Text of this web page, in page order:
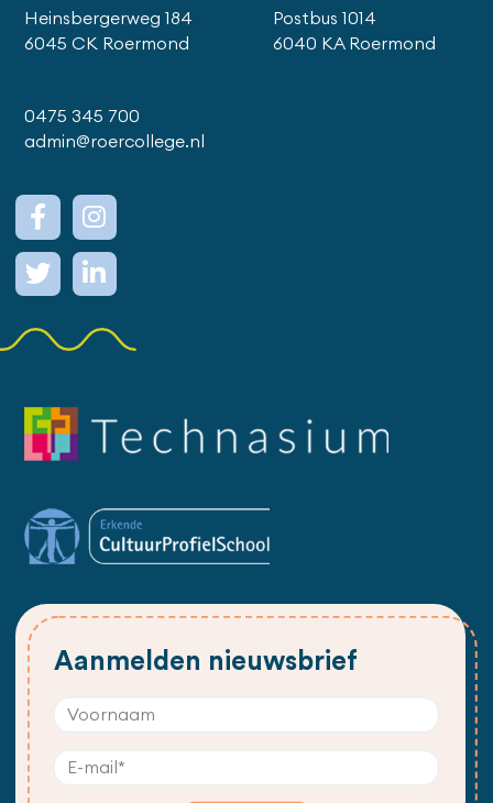
Heinsbergerweg 184
6045 CK Roermond
Postbus 1014
6040 KA Roermond
0475 345 700
admin@roercollege.nl
Aanmelden nieuwsbrief